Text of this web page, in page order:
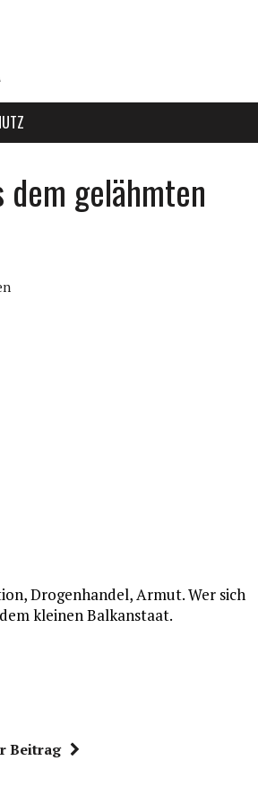
dem gelähmten
Drogenhandel, Armut. Wer sich
kleinen Balkanstaat.
Beitrag